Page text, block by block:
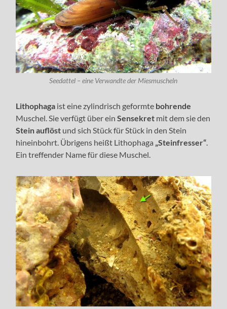
Seedattel – eine Verwandte der Miesmuscheln
Lithophaga ist eine zylindrisch geformte bohrende
Muschel. Sie verfügt über einSensekret mit dem sie den
Stein auflöst und sich Stück für Stück in den Stein
hineinbohrt. Übrigens heißt Lithophaga „Steinfresser“.
Ein treffender Name für diese Muschel.